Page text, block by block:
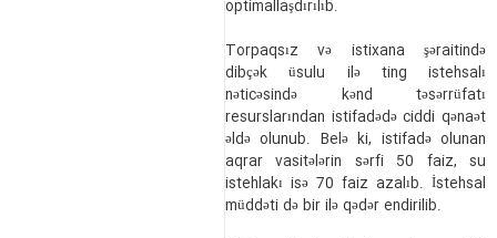
optimallaşdırılıb.
Torpaqsız və istixana şəraitində
dibçək üsulu ilə ting istehsalı
nəticəsində kənd təsərrüfatı
resurslarından istifadədə ciddi qənaət
əldə olunub. Belə ki, istifadə olunan
aqrar vasitələrin sərfi 50 faiz, su
istehlakı isə 70 faiz azalıb. İstehsal
müddəti də bir ilə qədər endirilib.